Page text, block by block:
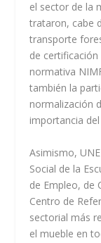
el sector de la
trataron, cabe
transporte
de certificación
normativa
también la
normalización
importancia
Asimismo,
Social de la
de Empleo, de
Centro de
sectorial más
el mueble en